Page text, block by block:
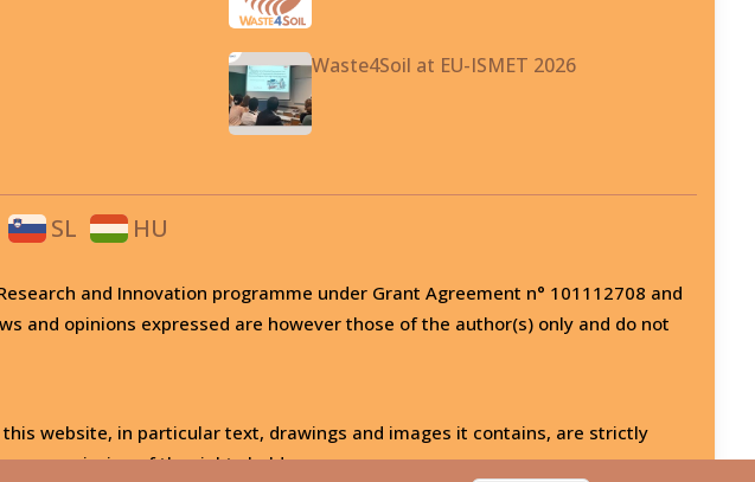
Waste4Soil at EU-ISMET 2026
SL HU
and Innovation programme under Grant Agreement n° 101112708 and
and opinions expressed are however those of the author(s) only and do not
website, in particular text, drawings and images it contains, are strictly
permission of the rights holder.